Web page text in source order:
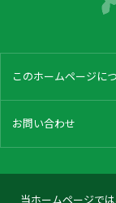
当ホームページで
このホームページに
お問い合わせ